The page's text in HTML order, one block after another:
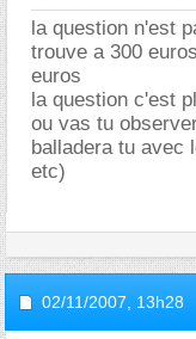
la question n'est
trouve a 300
euros
la question c'est
ou vas tu
balladera tu avec
etc)
02/11/2007, 13h28